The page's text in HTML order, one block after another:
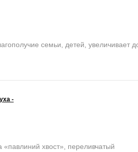
семьи, детей, увеличивает
-
хвост», переливчатый